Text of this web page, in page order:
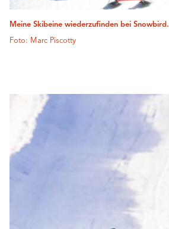
Meine Skibeine wiederzufinden bei Snowbird.
Foto: Marc Piscotty